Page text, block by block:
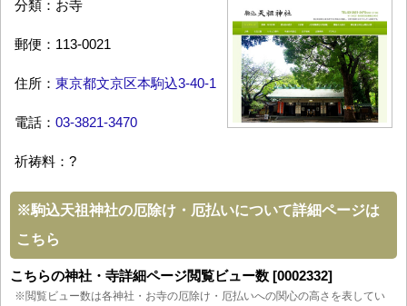
分類：お寺
郵便：113-0021
住所： 東京都文京区本駒込3-40-1
電話： 03-3821-3470
祈祷料：?
※駒込天祖神社の厄除け・厄払いについて詳細ページは
こちら
こちらの神社・寺詳細ページ閲覧ビュー数 [0002332]
※閲覧ビュー数は各神社・お寺の厄除け・厄払いへの関心の高さを表してい